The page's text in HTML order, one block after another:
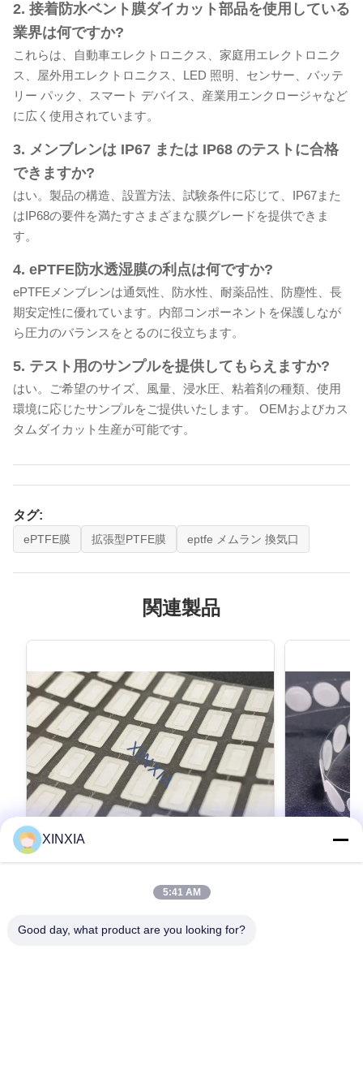
2. 接着防水ベント膜ダイカット部品を使用している
業界は何ですか?
これらは、自動車エレクトロニクス、家庭用エレクトロニク
ス、屋外用エレクトロニクス、LED 照明、センサー、バッテ
リー パック、スマート デバイス、産業用エンクロージャなど
に広く使用されています。
3. メンブレンは IP67 または IP68 のテストに合格
できますか?
はい。製品の構造、設置方法、試験条件に応じて、IP67また
はIP68の要件を満たすさまざまな膜グレードを提供できま
す。
4. ePTFE防水透湿膜の利点は何ですか?
ePTFEメンブレンは通気性、防水性、耐薬品性、防塵性、長
期安定性に優れています。内部コンポーネントを保護しなが
ら圧力のバランスをとるのに役立ちます。
5. テスト用のサンプルを提供してもらえますか?
はい。ご希望のサイズ、風量、浸水圧、粘着剤の種類、使用
環境に応じたサンプルをご提供いたします。 OEMおよびカス
タムダイカット生産が可能です。
タグ:
ePTFE膜 拡張型PTFE膜 eptfe メムラン 換気口
関連製品
膜、毎分5000 ml/cm²の通気量と疎油性・
XINXIA
5:41 AM
Good day, what product are you looking for?